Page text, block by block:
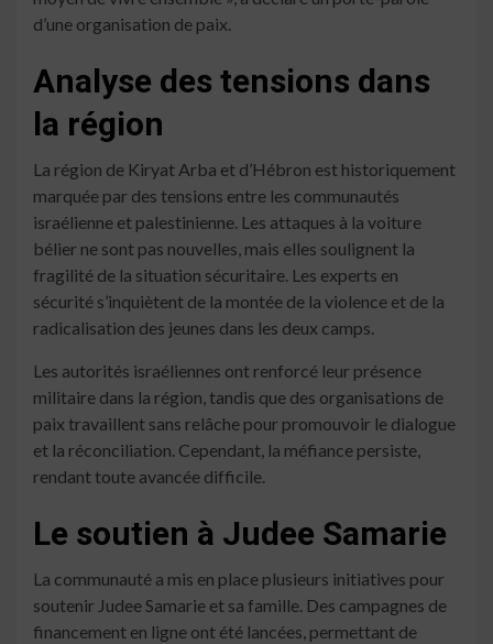
d’une organisation de paix.
Analyse des tensions dans
la région
La région de Kiryat Arba et d’Hébron est historiquement
marquée par des tensions entre les communautés
israélienne et palestinienne. Les attaques à la voiture
bélier ne sont pas nouvelles, mais elles soulignent la
fragilité de la situation sécuritaire. Les experts en
sécurité s’inquiètent de la montée de la violence et de la
radicalisation des jeunes dans les deux camps.
Les autorités israéliennes ont renforcé leur présence
militaire dans la région, tandis que des organisations de
paix travaillent sans relâche pour promouvoir le dialogue
et la réconciliation. Cependant, la méfiance persiste,
rendant toute avancée difficile.
Le soutien à Judee Samarie
La communauté a mis en place plusieurs initiatives pour
soutenir Judee Samarie et sa famille. Des campagnes de
financement en ligne ont été lancées, permettant de